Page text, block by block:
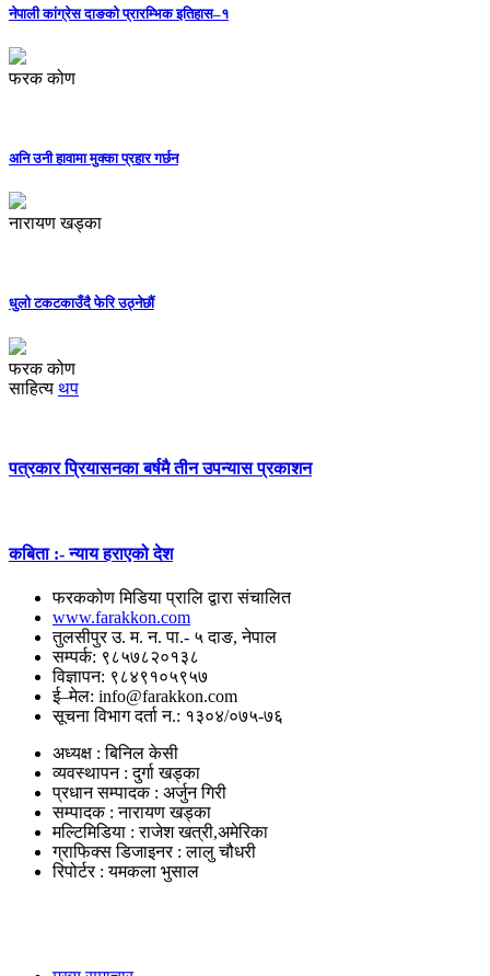
नेपाली कांग्रेस दाङको प्रारम्भिक इतिहास–१
फरक कोण
अनि उनी हावामा मुक्का प्रहार गर्छन
नारायण खड्का
धुलो टकटकाउँदै फेरि उठ्नेछौं
फरक कोण
साहित्य थप
पत्रकार प्रियासनका बर्षमै तीन उपन्यास प्रकाशन
कबिता :- न्याय हराएको देश
फरककोण मिडिया प्रालि द्वारा संचालित
www.farakkon.com
तुलसीपुर उ. म. न. पा.- ५ दाङ, नेपाल
सम्पर्क: ९८५७८२०१३८
विज्ञापन: ९८४९१०५९५७
ई–मेल: info@farakkon.com
सूचना विभाग दर्ता न.: १३०४/०७५-७६
अध्यक्ष : बिनिल केसी
व्यवस्थापन : दुर्गा खड्का
प्रधान सम्पादक : अर्जुन गिरी
सम्पादक : नारायण खड्का
मल्टिमिडिया : राजेश खत्री,अमेरिका
ग्राफिक्स डिजाइनर : लालु चौधरी
रिपोर्टर : यमकला भुसाल